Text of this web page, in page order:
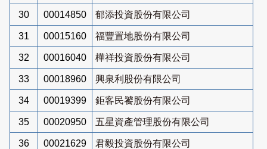
30 00014850 郁添投資股份有限公司
31 00015160 福豐置地股份有限公司
32 00016040 樺祥投資股份有限公司
33 00018960 興泉利股份有限公司
34 00019399 鉅客民饕股份有限公司
35 00020950 五星資產管理股份有限公司
36 00021629 君毅投資股份有限公司